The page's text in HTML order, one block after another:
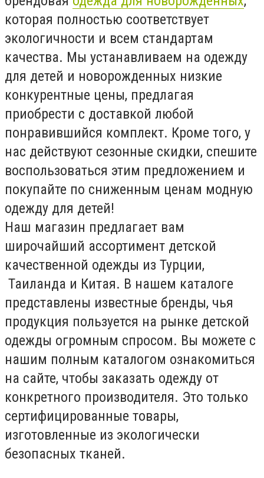
которая полностью соответствует
экологичности и всем стандартам
качества. Мы устанавливаем на одежду
для детей и новорожденных низкие
конкурентные цены, предлагая
приобрести с доставкой любой
понравившийся комплект. Кроме того, у
нас действуют сезонные скидки, спешите
воспользоваться этим предложением и
покупайте по сниженным ценам модную
одежду для детей!
Наш магазин предлагает вам
широчайший ассортимент детской
качественной одежды из Турции,
Таиланда и Китая. В нашем каталоге
представлены известные бренды, чья
продукция пользуется на рынке детской
одежды огромным спросом. Вы можете с
нашим полным каталогом ознакомиться
на сайте, чтобы заказать одежду от
конкретного производителя. Это только
сертифицированные товары,
изготовленные из экологически
безопасных тканей.